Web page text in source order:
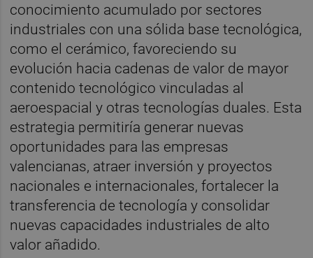
conocimiento acumulado por sectores
industriales con una sólida base tecnológica,
como el cerámico, favoreciendo su
evolución hacia cadenas de valor de mayor
contenido tecnológico vinculadas al
aeroespacial y otras tecnologías duales. Esta
estrategia permitiría generar nuevas
oportunidades para las empresas
valencianas, atraer inversión y proyectos
nacionales e internacionales, fortalecer la
transferencia de tecnología y consolidar
nuevas capacidades industriales de alto
valor añadido.